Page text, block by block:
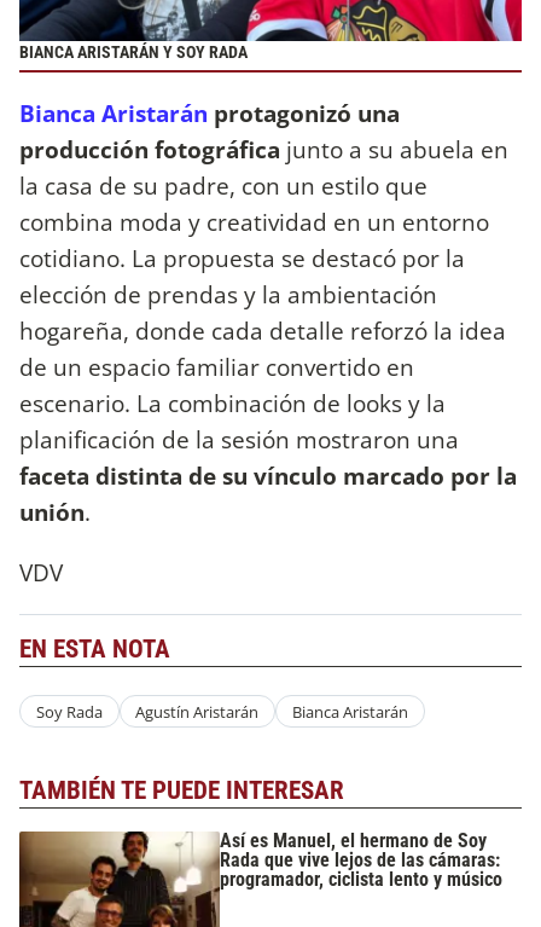
BIANCA ARISTARÁN Y SOY RADA
Bianca Aristarán protagonizó una
producción fotográfica junto a su abuela en
la casa de su padre, con un estilo que
combina moda y creatividad en un entorno
cotidiano. La propuesta se destacó por la
elección de prendas y la ambientación
hogareña, donde cada detalle reforzó la idea
de un espacio familiar convertido en
escenario. La combinación de looks y la
planificación de la sesión mostraron una
faceta distinta de su vínculo marcado por la
unión.
VDV
EN ESTA NOTA
Soy Rada Agustín Aristarán Bianca Aristarán
TAMBIÉN TE PUEDE INTERESAR
Así es Manuel, el hermano de Soy
Rada que vive lejos de las cámaras:
programador, ciclista lento y músico